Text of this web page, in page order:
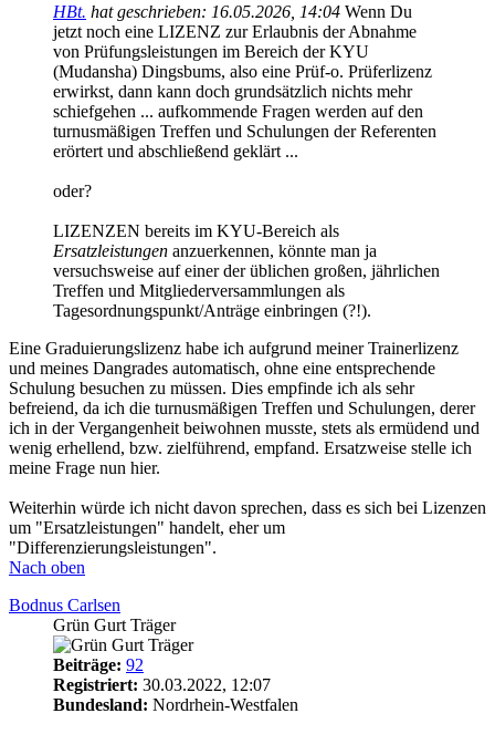
HBt. hat geschrieben: 16.05.2026, 14:04 Wenn Du
jetzt noch eine LIZENZ zur Erlaubnis der Abnahme
von Prüfungsleistungen im Bereich der KYU
(Mudansha) Dingsbums, also eine Prüf-o. Prüferlizenz
erwirkst, dann kann doch grundsätzlich nichts mehr
schiefgehen ... aufkommende Fragen werden auf den
turnusmäßigen Treffen und Schulungen der Referenten
erörtert und abschließend geklärt ...
oder?
LIZENZEN bereits im KYU-Bereich als
Ersatzleistungen anzuerkennen, könnte man ja
versuchsweise auf einer der üblichen großen, jährlichen
Treffen und Mitgliederversammlungen als
Tagesordnungspunkt/Anträge einbringen (?!).
Eine Graduierungslizenz habe ich aufgrund meiner Trainerlizenz
und meines Dangrades automatisch, ohne eine entsprechende
Schulung besuchen zu müssen. Dies empfinde ich als sehr
befreiend, da ich die turnusmäßigen Treffen und Schulungen, derer
ich in der Vergangenheit beiwohnen musste, stets als ermüdend und
wenig erhellend, bzw. zielführend, empfand. Ersatzweise stelle ich
meine Frage nun hier.
Weiterhin würde ich nicht davon sprechen, dass es sich bei Lizenzen
um "Ersatzleistungen" handelt, eher um
"Differenzierungsleistungen".
Nach oben
Bodnus Carlsen
Grün Gurt Träger
Beiträge: 92
Registriert: 30.03.2022, 12:07
Bundesland: Nordrhein-Westfalen